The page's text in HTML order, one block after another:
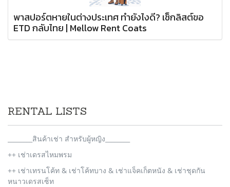
พาสปอร์ตหายในต่างประเทศ ทำยังไงดี? เช็กลิสต์ขอ
ETD กลับไทย | Mellow Rent Coats
RENTAL LISTS
________สินค้าเช่า สำหรับผู้หญิง________
++ เช่าเดรสไหมพรม
++ เช่าเทรนโค้ท & เช่าโค้ทบาง & เช่าแจ็คเก็ตหนัง & เช่าชุดกัน
หนาวเดรสเซ็ท